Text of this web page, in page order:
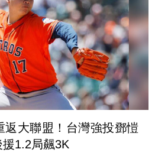
返大聯盟！台灣強投鄧愷
1.2局飆3K